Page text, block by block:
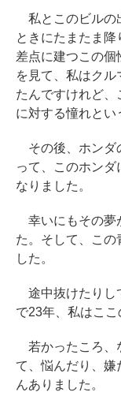
私とこのビルの
ときにたまたま
差点に建つこの個
を見て、私はク
たんですけれど
に対する憧れとい
その後、ホンダ
って、このホン
なりました。
幸いにもその夢
た。そして、この
した。
途中抜けたりし
で23年、私はここ
若かったころ、
て、悩んだり、嫌
んありました。